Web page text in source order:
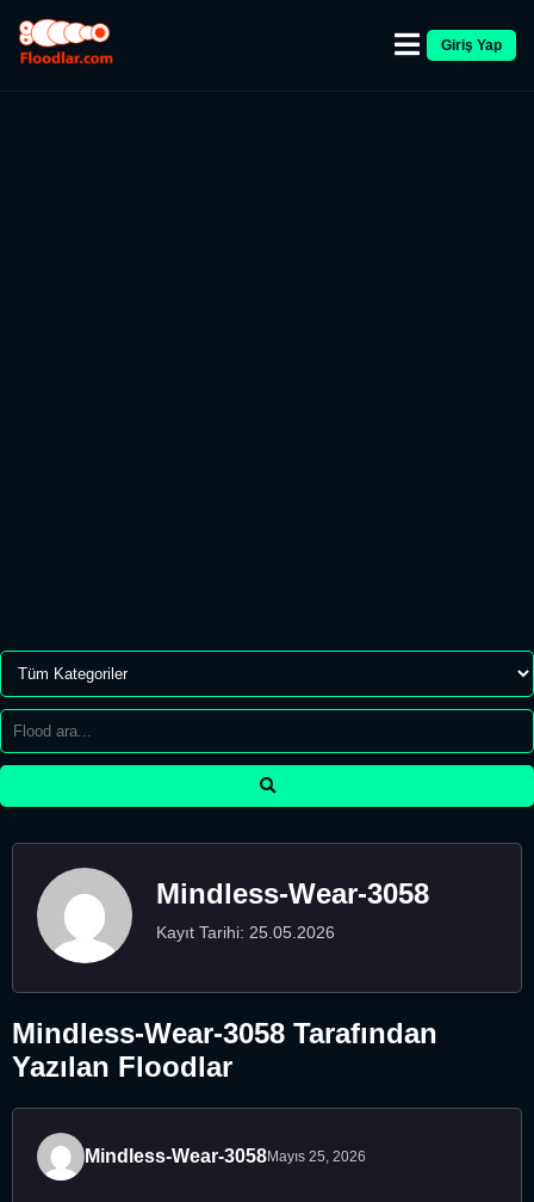
Giriş Yap
Mindless-Wear-3058
Kayıt Tarihi: 25.05.2026
Mindless-Wear-3058 Tarafından
Yazılan Floodlar
Mindless-Wear-3058Mayıs 25, 2026